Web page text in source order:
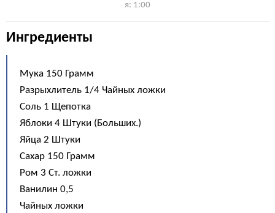
я: 1:00
Ингредиенты
Мука 150 Грамм
Разрыхлитель 1/4 Чайных ложки
Соль 1 Щепотка
Яблоки 4 Штуки (Больших.)
Яйца 2 Штуки
Сахар 150 Грамм
Ром 3 Ст. ложки
Ванилин 0,5
Чайных ложки